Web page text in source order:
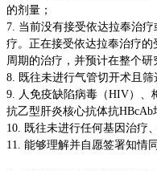
的剂量；
7. 当前没有接受依达拉奉治
疗。正在接受依达拉奉治疗
周期的治疗，并预计在整个研
8. 既往未进行气管切开术且筛
9. 人免疫缺陷病毒（HIV）、
抗乙型肝炎核心抗体抗HBcAb
10. 既往未进行任何基因治疗
11. 能够理解并自愿签署知情